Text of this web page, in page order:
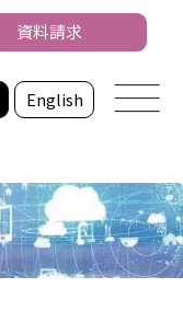
English
資料請求